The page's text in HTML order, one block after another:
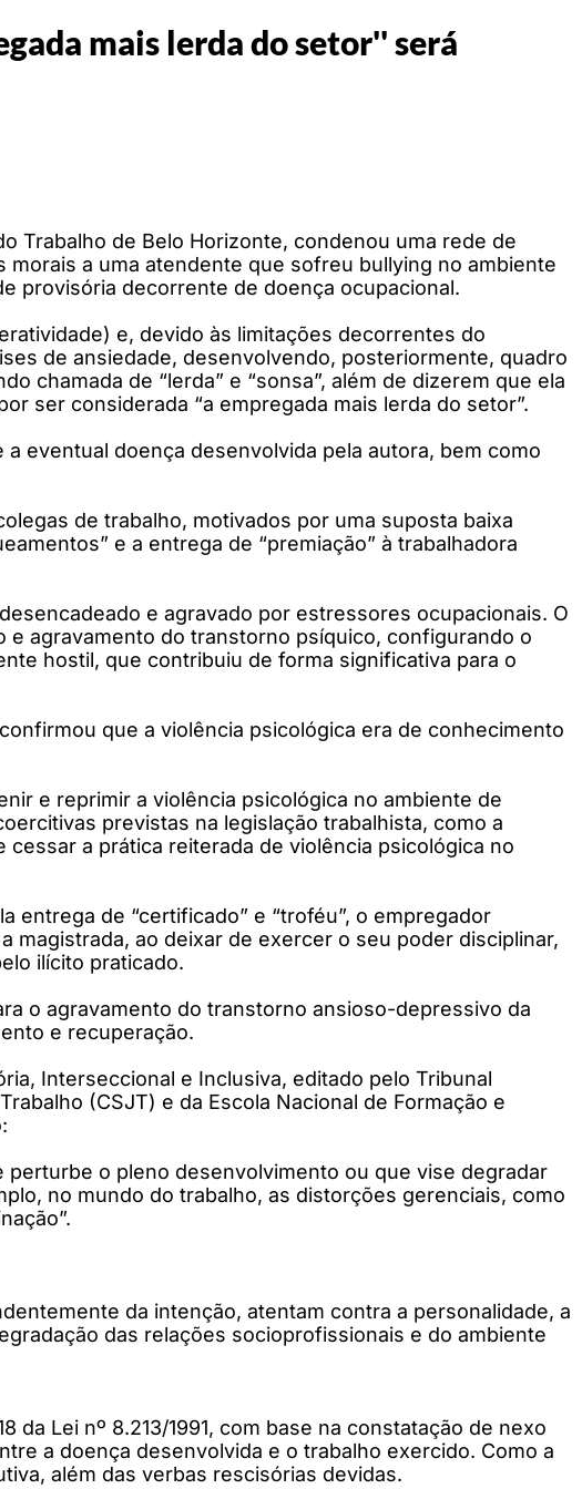
mais lerda do setor'' será
Trabalho de Belo Horizonte, condenou uma rede de
a uma atendente que sofreu bullying no ambiente
provisória decorrente de doença ocupacional.
e, devido às limitações decorrentes do
de ansiedade, desenvolvendo, posteriormente, quadro
chamada de “lerda” e “sonsa”, além de dizerem que ela
ser considerada “a empregada mais lerda do setor”.
eventual doença desenvolvida pela autora, bem como
de trabalho, motivados por uma suposta baixa
e a entrega de “premiação” à trabalhadora
e agravado por estressores ocupacionais. O
agravamento do transtorno psíquico, configurando o
hostil, que contribuiu de forma significativa para o
que a violência psicológica era de conhecimento
e reprimir a violência psicológica no ambiente de
previstas na legislação trabalhista, como a
a prática reiterada de violência psicológica no
entrega de “certificado” e “troféu”, o empregador
magistrada, ao deixar de exercer o seu poder disciplinar,
ilícito praticado.
o agravamento do transtorno ansioso-depressivo da
e recuperação.
Interseccional e Inclusiva, editado pelo Tribunal
(CSJT) e da Escola Nacional de Formação e
o pleno desenvolvimento ou que vise degradar
no mundo do trabalho, as distorções gerenciais, como
da intenção, atentam contra a personalidade, a
das relações socioprofissionais e do ambiente
Lei nº 8.213/1991, com base na constatação de nexo
a doença desenvolvida e o trabalho exercido. Como a
além das verbas rescisórias devidas.